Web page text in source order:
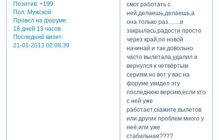
владимир.российский
город
севастополь.
ну 100 процетно
конечно... но что то
подсказывает мне
, что
судя по вашему описанию -
вы заташили зв. дорожку в
этот слайд - естественно
каша получится, есть
основная дорожка на всю
Позитив: +199
Пол:Мужской
Провел на форуме:
18 дней 13 часов
Последний визит:
21-01-2013 02:08:39
смог работать с
ней,делаешь,делаешь,а
она только раз........и
закрылась,радости просто
через край,по новой
начинай.и так довольно
часто вылетала,удалил и
вернулся к четвёртым
сериям.но вот у вас на
форуме увидел эту
последнюю версию,если кто
с ней уже
работает,скажите,вылетов
или других проблем много у
неё,или уже
стабильная????